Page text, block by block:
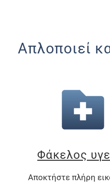
Απλοποιεί
Φάκελος
Αποκτήστε πλήρη